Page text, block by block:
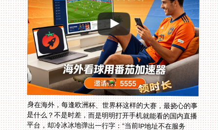
身在海外，每逢欧洲杯、世界杯这样的大赛，最挠心的事
是什么？不是时差，而是明明打开手机就能看的国内直播
平台，却冷冰冰地弹出一行字：“当前IP地址不在服务
区”。在海外怎么看欧洲杯？这几乎是所有留学生、海外
华人和工作者共同的年度难题。原因很简单，国内的视频
平台和电视台，像央视、央视频、咪咕、腾讯体育，都受
限于版权和区域广播协议，对海外IP进行了屏蔽。你的网
络位置一被识别在境外，访问就被无情切断。但办法总比
困难多，解决这个问题的核心，就是使用一款靠谱的回国
加速器，它就像一把为你专属定制的网络钥匙，帮你“穿
越”回国内网络环境。这篇文章，就是为你量身打造的指
南，从原理到实操，一步步教你如何顺畅解锁国内直播，